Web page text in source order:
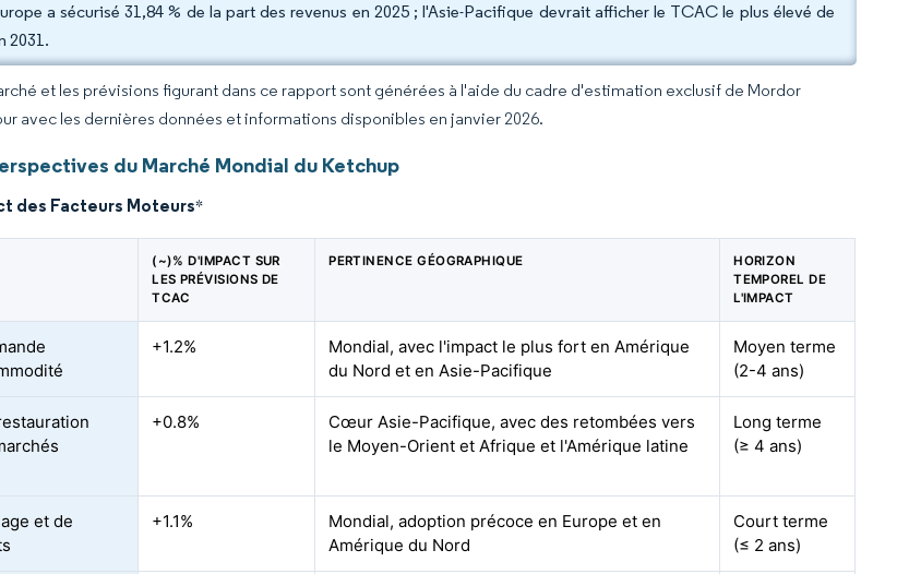
a sécurisé 31,84 % de la part des revenus en 2025 ; l'Asie-Pacifique devrait afficher le TCAC le plus élevé de
2031.
et les prévisions figurant dans ce rapport sont générées à l'aide du cadre d'estimation exclusif de Mordor
avec les dernières données et informations disponibles en janvier 2026.
du Marché Mondial du Ketchup
des Facteurs Moteurs*
(~)% D'IMPACT SUR
LES PRÉVISIONS DE
TCAC
PERTINENCE GÉOGRAPHIQUE
HORIZON
TEMPOREL DE
L'IMPACT
+1.2%
Mondial, avec l'impact le plus fort en Amérique
du Nord et en Asie-Pacifique
Moyen terme
(2-4 ans)
+0.8%
Cœur Asie-Pacifique, avec des retombées vers
le Moyen-Orient et Afrique et l'Amérique latine
Long terme
(≥ 4 ans)
et de
+1.1%
Mondial, adoption précoce en Europe et en
Amérique du Nord
Court terme
(≤ 2 ans)